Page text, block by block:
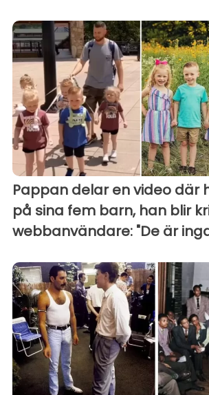
Pappan delar en video där
på sina fem barn, han blir
webbanvändare: "De är